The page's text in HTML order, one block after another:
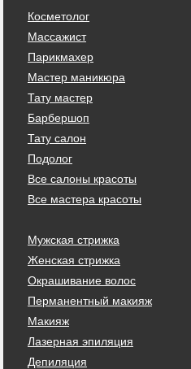
Косметолог
Массажист
Парикмахер
Мастер маникюра
Тату мастер
Барбершоп
Тату салон
Подолог
Все салоны красоты
Все мастера красоты
Мужская стрижка
Женская стрижка
Окрашивание волос
Перманентный макияж
Макияж
Лазерная эпиляция
Депиляция